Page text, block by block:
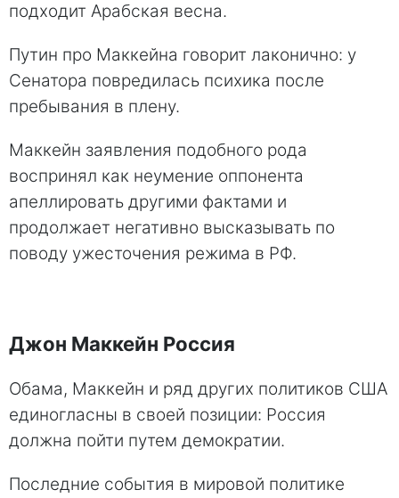
подходит Арабская весна.
Путин про Маккейна говорит лаконично: у
Сенатора повредилась психика после
пребывания в плену.
Маккейн заявления подобного рода
воспринял как неумение оппонента
апеллировать другими фактами и
продолжает негативно высказывать по
поводу ужесточения режима в РФ.
Джон Маккейн Россия
Обама, Маккейн и ряд других политиков США
единогласны в своей позиции: Россия
должна пойти путем демократии.
Последние события в мировой политике